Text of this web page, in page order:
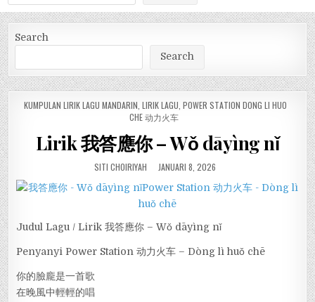
Search
Search
POSTED
KUMPULAN LIRIK LAGU MANDARIN LIRIK LAGU POWER STATION DONG LI HUO
CHE 动力火车
Lirik 我答應你 – Wǒ dāyìng nǐ
SITI CHOIRIYAH JANUARI 8, 2026
Judul Lagu / Lirik 我答應你 – Wǒ dāyìng nǐ
Penyanyi Power Station 动力火车 – Dòng lì huǒ chē
你的臉龐是一首歌
在晚風中輕輕的唱